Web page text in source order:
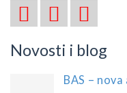
Novosti i blog
BAS –